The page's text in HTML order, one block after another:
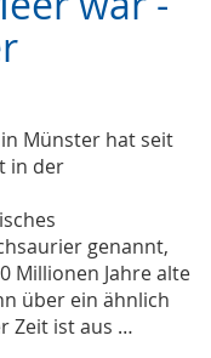
Münster hat seit
in der
genannt,
Millionen Jahre alte
über ein ähnlich
Zeit ist aus …